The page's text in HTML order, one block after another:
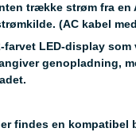
trække strøm fra en
(AC kabel
farvet LED-display
genopladning,
findes en kompatibel